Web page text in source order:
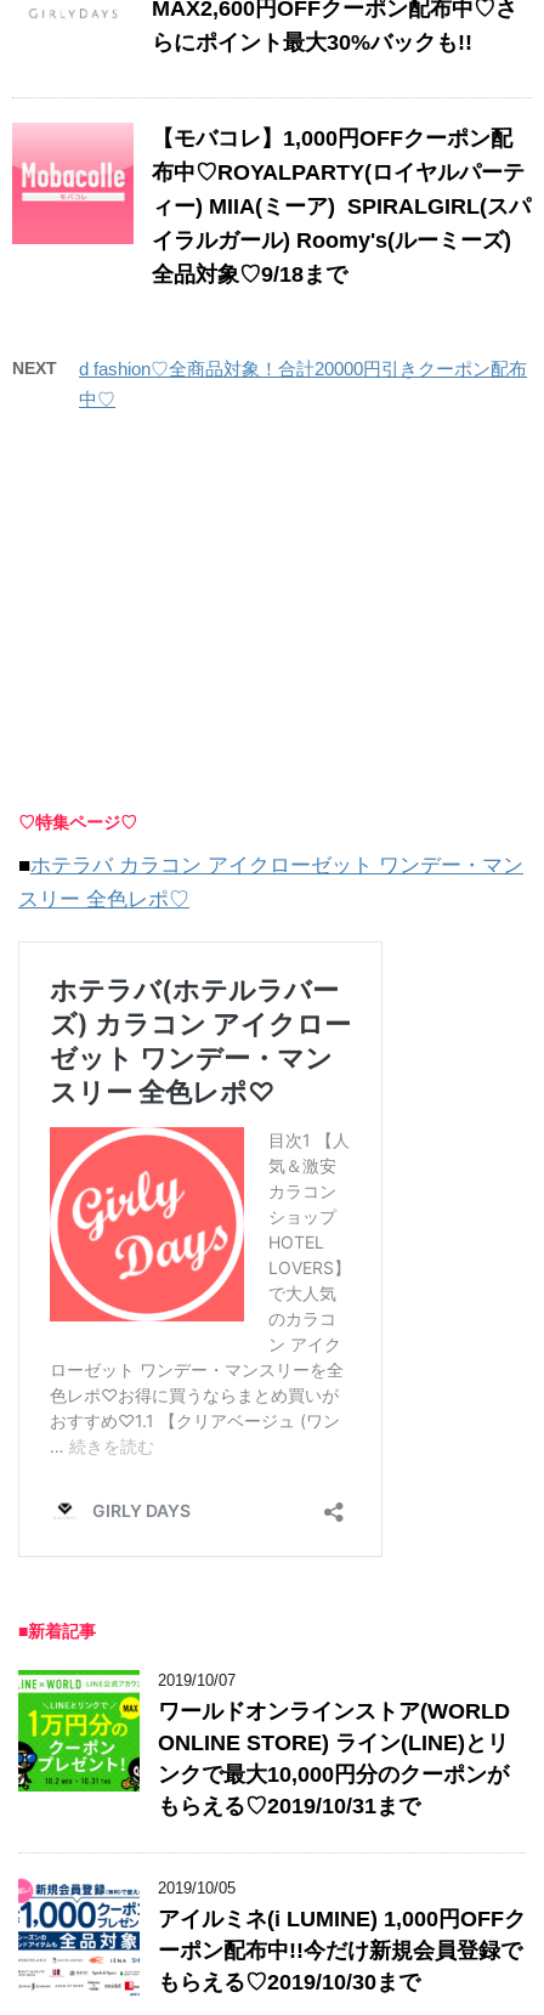
MAX2,600円OFFクーポン配布中♡さ
らにポイント最大30%バックも!!
【モバコレ】1,000円OFFクーポン配
布中♡ROYALPARTY(ロイヤルパーテ
ィー) MIIA(ミーア) SPIRALGIRL(スパ
イラルガール) Roomy's(ルーミーズ)
全品対象♡9/18まで
NEXT
d fashion♡全商品対象！合計20000円引きクーポン配布
中♡
♡特集ページ♡
■ホテラバ カラコン アイクローゼット ワンデー・マン
スリー 全色レポ♡
■新着記事
2019/10/07
ワールドオンラインストア(WORLD
ONLINE STORE) ライン(LINE)とリ
ンクで最大10,000円分のクーポンが
もらえる♡2019/10/31まで
2019/10/05
アイルミネ(i LUMINE) 1,000円OFFク
ーポン配布中!!今だけ新規会員登録で
もらえる♡2019/10/30まで